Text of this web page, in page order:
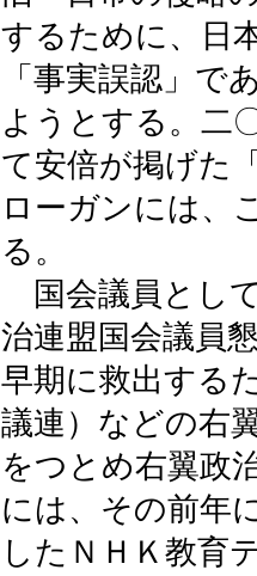
するために、日
「事実誤認」で
ようとする。二
て安倍が掲げた
ローガンには、
る。
国会議員とし
治連盟国会議員
早期に救出する
議連）などの右
をつとめ右翼政
には、その前年
したＮＨＫ教育